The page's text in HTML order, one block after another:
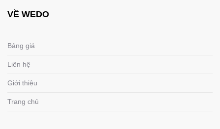
VỀ WEDO
Bảng giá
Liên hệ
Giới thiệu
Trang chủ